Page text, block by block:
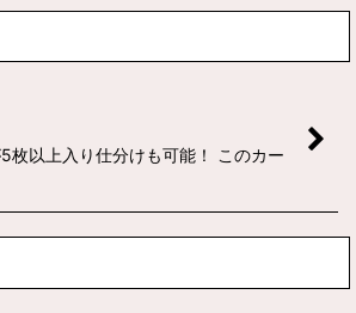
枚以上入り仕分けも可能！ このカー